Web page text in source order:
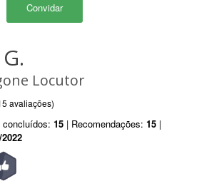
Convidar
Locutor
avaliações)
concluídos: 15 | Recomendações: 15 |